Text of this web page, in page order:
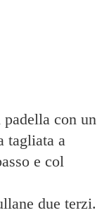
con un
tagliata a
e col
due terzi.